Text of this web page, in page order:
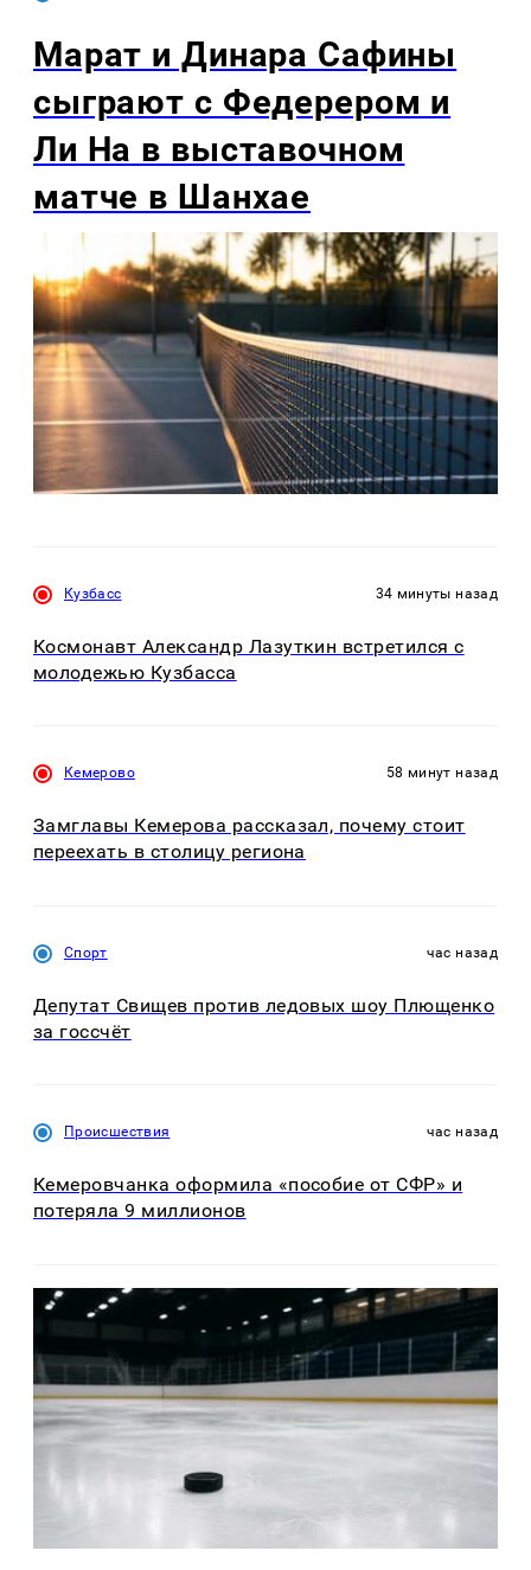
Марат и Динара Сафины
сыграют с Федерером и
Ли На в выставочном
матче в Шанхае
Кузбасс 34 минуты назад
Космонавт Александр Лазуткин встретился с
молодежью Кузбасса
Кемерово 58 минут назад
Замглавы Кемерова рассказал, почему стоит
переехать в столицу региона
Спорт час назад
Депутат Свищев против ледовых шоу Плющенко
за госсчёт
Происшествия час назад
Кемеровчанка оформила «пособие от СФР» и
потеряла 9 миллионов